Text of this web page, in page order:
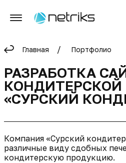
Главная Портфолио
РАЗРАБОТКА
«СУРСКИЙ
Компания «Сурский
различные виду сдобных
кондитерскую продукцию.